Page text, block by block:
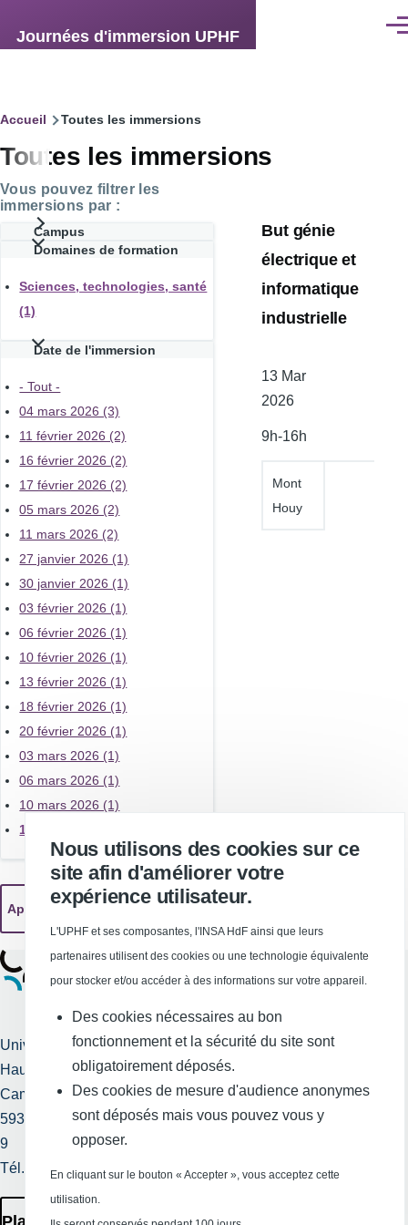
Journées d'immersion UPHF
Fil
d'Ariane
Accueil Toutes les immersions
Toutes les immersions
Vous pouvez filtrer les
immersions par :
Campus
Domaines de formation
Sciences, technologies, santé
(1)
Date de l'immersion
- Tout -
04 mars 2026 (3)
11 février 2026 (2)
16 février 2026 (2)
17 février 2026 (2)
05 mars 2026 (2)
11 mars 2026 (2)
27 janvier 2026 (1)
30 janvier 2026 (1)
03 février 2026 (1)
06 février 2026 (1)
10 février 2026 (1)
13 février 2026 (1)
18 février 2026 (1)
20 février 2026 (1)
03 mars 2026 (1)
06 mars 2026 (1)
10 mars 2026 (1)
13 mars 2026 (1)
But génie
électrique et
informatique
industrielle
Date
de
13 Mar
2026
9h-16h
Mont
Houy
Université Polytechnique
Hauts-de-France
Campus Mont Houy
59313 Valenciennes cedex
9
Tél. : 03 27 51 12 34
Plan des Campus
Mentions légales et
Requête
Nous utilisons des cookies sur ce
site afin d'améliorer votre
expérience utilisateur.
L'UPHF et ses composantes, l'INSA HdF ainsi que leurs
partenaires utilisent des cookies ou une technologie équivalente
pour stocker et/ou accéder à des informations sur votre appareil.
Des cookies nécessaires au bon
fonctionnement et la sécurité du site sont
obligatoirement déposés.
Des cookies de mesure d'audience anonymes
sont déposés mais vous pouvez vous y
opposer.
En cliquant sur le bouton « Accepter », vous acceptez cette
utilisation.